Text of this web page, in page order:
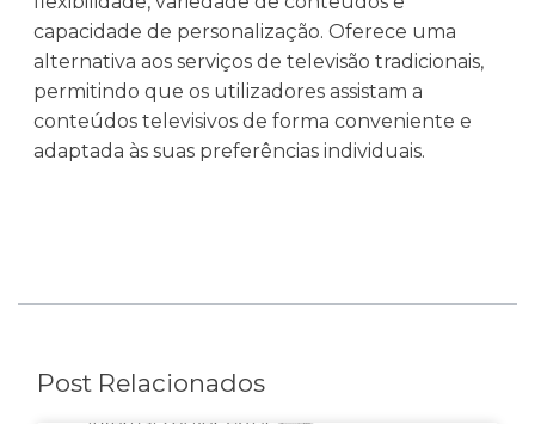
capacidade de personalização. Oferece uma
alternativa aos serviços de televisão tradicionais,
permitindo que os utilizadores assistam a
conteúdos televisivos de forma conveniente e
adaptada às suas preferências individuais.
Post Relacionados